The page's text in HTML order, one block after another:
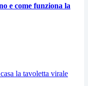
e come funziona la